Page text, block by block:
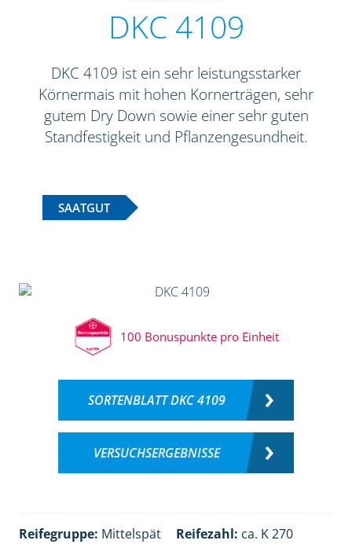
DKC 4109
DKC 4109 ist ein sehr leistungsstarker
Körnermais mit hohen Kornerträgen, sehr
gutem Dry Down sowie einer sehr guten
Standfestigkeit und Pflanzengesundheit.
SAATGUT
100 Bonuspunkte pro Einheit
SORTENBLATT DKC 4109
VERSUCHSERGEBNISSE
Reifegruppe: Mittelspät Reifezahl: ca. K 270